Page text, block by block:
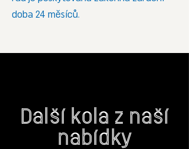
doba 24 měsíců.
Další kola z naší
nabídky